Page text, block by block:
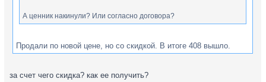
А ценник накинули? Или согласно договора?
Продали по новой цене, но со скидкой. В итоге 408 вышло.
за счет чего скидка? как ее получить?